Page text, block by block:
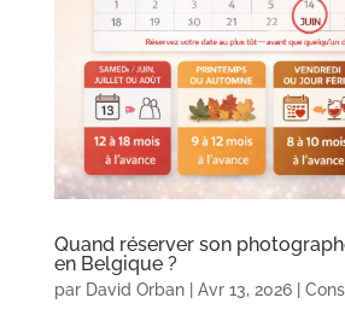
Quand réserver son
en Belgique ?
par David Orban| Avr 13, 2026|